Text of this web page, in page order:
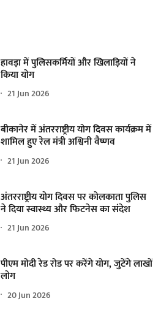
हावड़ा में पुलिसकर्मियों और खिलाड़ियों ने
किया योग
21 Jun 2026
बीकानेर में अंतरराष्ट्रीय योग दिवस कार्यक्रम में
शामिल हुए रेल मंत्री अश्विनी वैष्णव
21 Jun 2026
अंतरराष्ट्रीय योग दिवस पर कोलकाता पुलिस
ने दिया स्वास्थ्य और फिटनेस का संदेश
21 Jun 2026
पीएम मोदी रेड रोड पर करेंगे योग, जुटेंगे लाखों
लोग
20 Jun 2026